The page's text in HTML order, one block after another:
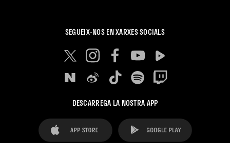
SEGUEIX-NOS EN XARXES SOCIALS
DESCARREGA LA NOSTRA APP